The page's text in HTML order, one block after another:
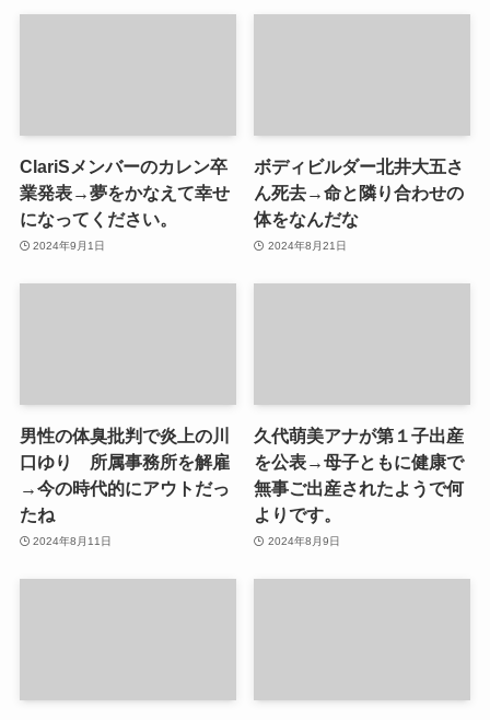
ClariSメンバーのカレン卒
業発表→夢をかなえて幸せ
になってください。
2024年9月1日
ボディビルダー北井大五さ
ん死去→命と隣り合わせの
体をなんだな
2024年8月21日
男性の体臭批判で炎上の川
口ゆり 所属事務所を解雇
→今の時代的にアウトだっ
たね
2024年8月11日
久代萌美アナが第１子出産
を公表→母子ともに健康で
無事ご出産されたようで何
よりです。
2024年8月9日